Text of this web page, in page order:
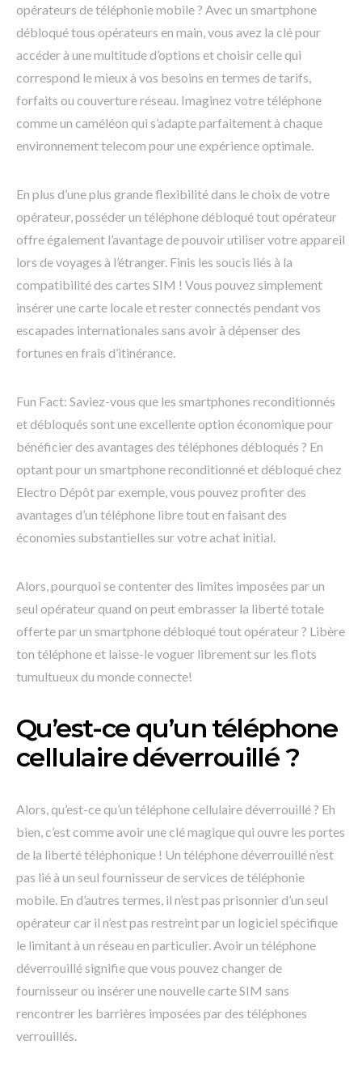
opérateurs de téléphonie mobile ? Avec un smartphone
débloqué tous opérateurs en main, vous avez la clé pour
accéder à une multitude d’options et choisir celle qui
correspond le mieux à vos besoins en termes de tarifs,
forfaits ou couverture réseau. Imaginez votre téléphone
comme un caméléon qui s’adapte parfaitement à chaque
environnement telecom pour une expérience optimale.
En plus d’une plus grande flexibilité dans le choix de votre
opérateur, posséder un téléphone débloqué tout opérateur
offre également l’avantage de pouvoir utiliser votre appareil
lors de voyages à l’étranger. Finis les soucis liés à la
compatibilité des cartes SIM ! Vous pouvez simplement
insérer une carte locale et rester connectés pendant vos
escapades internationales sans avoir à dépenser des
fortunes en frais d’itinérance.
Fun Fact: Saviez-vous que les smartphones reconditionnés
et débloqués sont une excellente option économique pour
bénéficier des avantages des téléphones débloqués ? En
optant pour un smartphone reconditionné et débloqué chez
Electro Dépôt par exemple, vous pouvez profiter des
avantages d’un téléphone libre tout en faisant des
économies substantielles sur votre achat initial.
Alors, pourquoi se contenter des limites imposées par un
seul opérateur quand on peut embrasser la liberté totale
offerte par un smartphone débloqué tout opérateur ? Libère
ton téléphone et laisse-le voguer librement sur les flots
tumultueux du monde connecte!
Qu’est-ce qu’un téléphone
cellulaire déverrouillé ?
Alors, qu’est-ce qu’un téléphone cellulaire déverrouillé ? Eh
bien, c’est comme avoir une clé magique qui ouvre les portes
de la liberté téléphonique ! Un téléphone déverrouillé n’est
pas lié à un seul fournisseur de services de téléphonie
mobile. En d’autres termes, il n’est pas prisonnier d’un seul
opérateur car il n’est pas restreint par un logiciel spécifique
le limitant à un réseau en particulier. Avoir un téléphone
déverrouillé signifie que vous pouvez changer de
fournisseur ou insérer une nouvelle carte SIM sans
rencontrer les barrières imposées par des téléphones
verrouillés.